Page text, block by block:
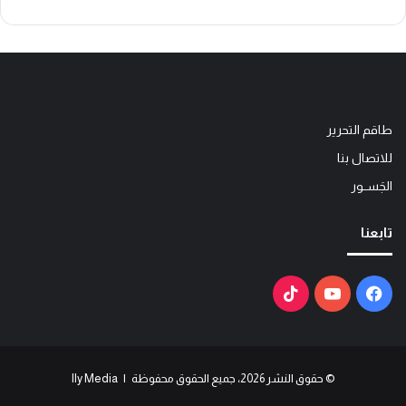
طاقم التحرير
للاتصال بنا
الجَســور
تابعنا
فيسبوكيوتيوب ‫TikTok
© حقوق النشر 2026، جميع الحقوق محفوظة | Ily Media